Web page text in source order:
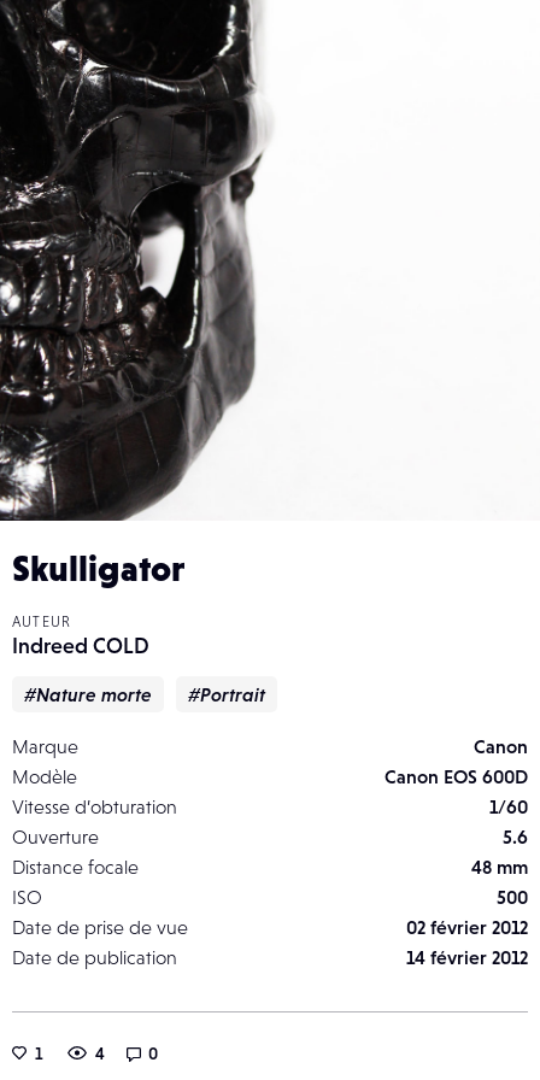
Skulligator
AUTEUR
Indreed COLD
#Nature morte #Portrait
Marque
Canon
Modèle
Canon EOS 600D
Vitesse d’obturation
1/60
Ouverture
5.6
Distance focale
48 mm
ISO
500
Date de prise de vue
02 février 2012
Date de publication
14 février 2012
1 4 0